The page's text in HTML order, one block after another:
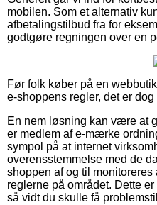
mobilen. Som et alternativ
afbetalingstilbud fra for
godtgøre regningen over en
Før folk køber på en
e-shoppens regler, det er
En nem løsning kan være at
er medlem af e-mærke
sympol på at internet
overensstemmelse med de
shoppen af og til monitoreres
reglerne på området. Dette
så vidt du skulle få